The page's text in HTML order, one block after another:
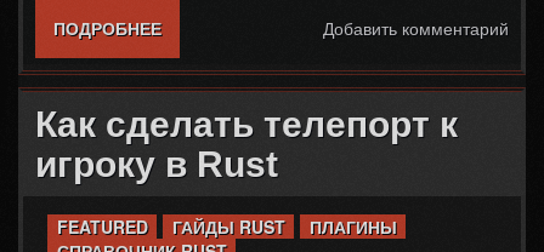
ПОДРОБНЕЕО КАК СДЕЛАТЬ МАШИНУ В RUST
Добавить комментарий
Как сделать телепорт к
игроку в Rust
FEATURED ГАЙДЫ RUST
ПЛАГИНЫ